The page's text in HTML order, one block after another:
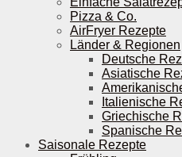
Pizza & Co.
AirFryer Rezepte
Länder & Regionen
Deutsche
Asiatische
Italienische
Griechische
Spanische
Saisonale Rezepte